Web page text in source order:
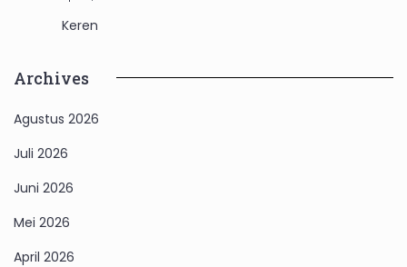
Keren
Archives
Agustus 2026
Juli 2026
Juni 2026
Mei 2026
April 2026